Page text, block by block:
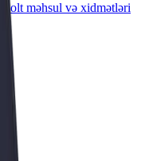
Bolt məhsul və xidmətləri